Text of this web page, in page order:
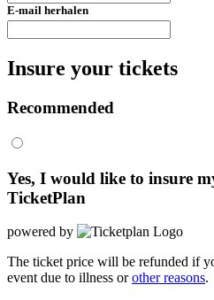
E-mail herhalen
Insure your tickets
Recommended
Yes, I would like to insure
TicketPlan
powered by
The ticket price will be refunded if
event due to illness orother reasons.